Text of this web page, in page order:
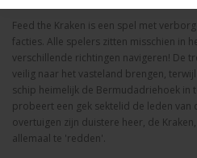
Feed the Kraken is een spel met
facties. Alle spelers zitten misschien in
verschillende richtingen navigeren! De
veilig naar het vasteland brengen,
schip heimelijk de Bermudadriehoek in
probeert een gek sektelid de leden van
overtuigen zijn duistere heer, de
allemaal te 'redden'.